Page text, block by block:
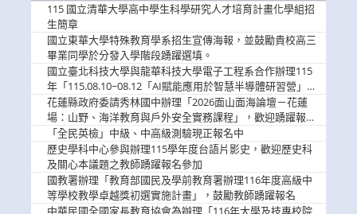
115 國立清華大學高中學生科學研究人才培育計畫化學組招
生簡章
國立東華大學特殊教育學系招生宣傳海報，並鼓勵貴校高三
畢業同學於分發入學階段踴躍選填。
國立臺北科技大學與龍華科技大學電子工程系合作辦理115
年「115.08.10~08.12「AI賦能應用於智慧半導體研習營」，
歡迎學生踴躍報名參加
花蓮縣政府委請秀林國中辦理「2026面山面海論壇－花蓮
場：山野、海洋教育與戶外安全實務課程」，歡迎踴躍報名
參加
「全民英檢」中級、中高級測驗現正報名中
歷史學科中心參與辦理115學年度台語片影史，歡迎歷史科
及關心本議題之教師踴躍報名參加
國教署辦理「教育部國民及學前教育署辦理116年度高級中
等學校教學卓越獎初選實施計畫」，鼓勵教師踴躍報名
中華民國全國家長教育協會為辦理「116年大學及技專校院